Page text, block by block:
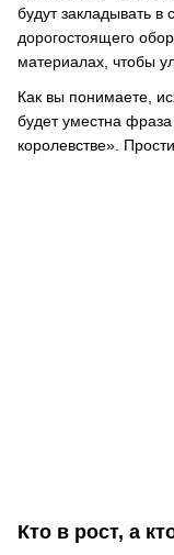
будут закладывать в
дорогостоящего
материалах, чтобы
Как вы понимаете,
будет уместна
королевстве».
Кто в рост, а